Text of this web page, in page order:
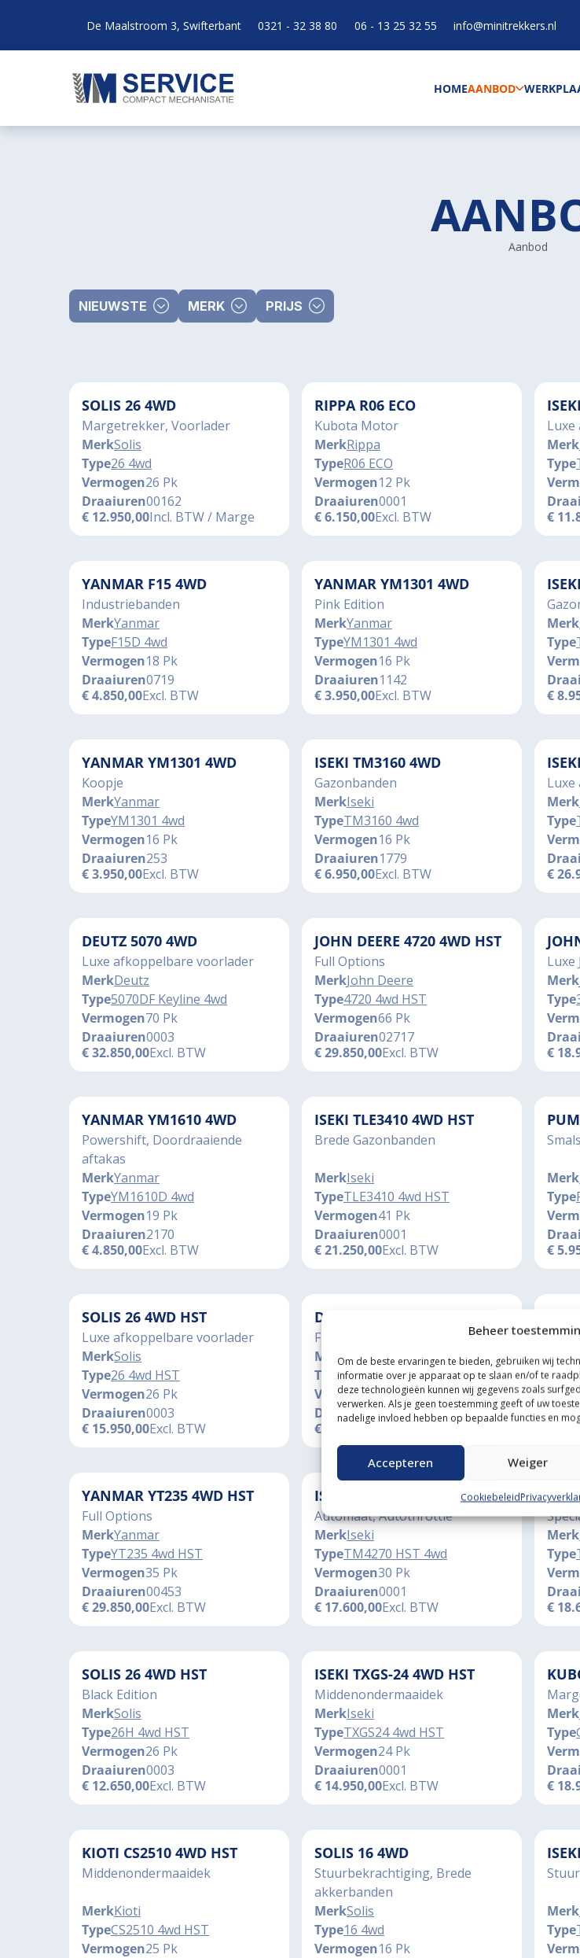
Beheer
Om de beste ervaringen te bieden, gebruiken wij
informatie over je apparaat op te slaan en/of te
deze technologieën kunnen wij gegevens zoals
verwerken. Als je geen toestemming geeft of uw
nadelige invloed hebben op bepaalde functies en
Accepteren Weiger
Cookiebeleid
De Maalstroom 3, Swifterbant 0321 - 32 38 80 06 - 13 25 32 55 info@minitrekkers.nl
HOMEAANBOD
Aanbod
NIEUWSTE MERK PRIJS
SOLIS 26 4WD
Margetrekker, Voorlader
MerkSolis
Type26 4wd
Vermogen26 Pk
Draaiuren00162
€ 12.950,00Incl. BTW / Marge
RIPPA R06 ECO
Kubota Motor
MerkRippa
TypeR06 ECO
Vermogen12 Pk
Draaiuren0001
€6.150,00Excl. BTW
Merk
Type
€
YANMAR F15 4WD
Industriebanden
MerkYanmar
TypeF15D 4wd
Vermogen18 Pk
Draaiuren0719
€4.850,00Excl. BTW
YANMAR YM1301 4WD
Pink Edition
MerkYanmar
TypeYM1301 4wd
Vermogen16 Pk
Draaiuren1142
€3.950,00Excl. BTW
Merk
Type
€
YANMAR YM1301 4WD
Koopje
MerkYanmar
TypeYM1301 4wd
Vermogen16 Pk
Draaiuren253
€3.950,00Excl. BTW
ISEKI TM3160 4WD
Gazonbanden
MerkIseki
TypeTM3160 4wd
Vermogen16 Pk
Draaiuren1779
€6.950,00Excl. BTW
Merk
Type
€
DEUTZ 5070 4WD
Luxe afkoppelbare voorlader
MerkDeutz
Type5070DF Keyline 4wd
Vermogen70 Pk
Draaiuren0003
€32.850,00Excl. BTW
JOHN DEERE 4720 4WD HST
Full Options
MerkJohn Deere
Type4720 4wd HST
Vermogen66 Pk
Draaiuren02717
€29.850,00Excl. BTW
Luxe
Merk
Type
€
YANMAR YM1610 4WD
Powershift, Doordraaiende
aftakas
MerkYanmar
TypeYM1610D 4wd
Vermogen19 Pk
Draaiuren2170
€4.850,00Excl. BTW
ISEKI TLE3410 4WD HST
Brede Gazonbanden
MerkIseki
TypeTLE3410 4wd HST
Vermogen41 Pk
Draaiuren0001
€21.250,00Excl. BTW
Merk
Type
€
SOLIS 26 4WD HST
Luxe afkoppelbare voorlader
MerkSolis
Type26 4wd HST
Vermogen26 Pk
Draaiuren0003
€ 15.950,00Excl. BTW
DEUTZ 5080D 4WD KEYLINE
Full Options
MerkDeutz
Type5080D Keyline 4wd
Vermogen80 Pk
Draaiuren0002
€ 48.950,00
Merk
Type
YANMAR YT235 4WD HST
Full Options
MerkYanmar
TypeYT235 4wd HST
Vermogen35 Pk
Draaiuren00453
€29.850,00Excl. BTW
ISEKI TM4270 4WD HST
Automaat, Autothrottle
MerkIseki
TypeTM4270 HST 4wd
Vermogen30 Pk
Draaiuren0001
€ 17.600,00Excl. BTW
Merk
Type
€
SOLIS 26 4WD HST
Black Edition
MerkSolis
Type26H 4wd HST
Vermogen26 Pk
Draaiuren0003
€ 12.650,00Excl. BTW
ISEKI TXGS-24 4WD HST
Middenondermaaidek
MerkIseki
TypeTXGS24 4wd HST
Vermogen24 Pk
Draaiuren0001
€ 14.950,00Excl. BTW
Merk
Type
€
KIOTI CS2510 4WD HST
Middenondermaaidek
MerkKioti
TypeCS2510 4wd HST
Vermogen25 Pk
SOLIS 16 4WD
Stuurbekrachtiging, Brede
akkerbanden
MerkSolis
Type16 4wd
Vermogen16 Pk
Merk
Type